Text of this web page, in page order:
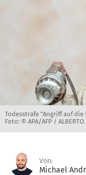
Todesstrafe "Angriff auf
Foto: © APA/AFP / ALBERTO
Von:
Michael